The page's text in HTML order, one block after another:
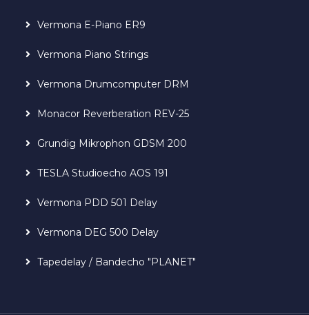
Vermona E-Piano ER9
Vermona Piano Strings
Vermona Drumcomputer DRM
Monacor Reverberation REV-25
Grundig Mikrophon GDSM 200
TESLA Studioecho AOS 191
Vermona PDD 501 Delay
Vermona DEG 500 Delay
Tapedelay / Bandecho "PLANET"